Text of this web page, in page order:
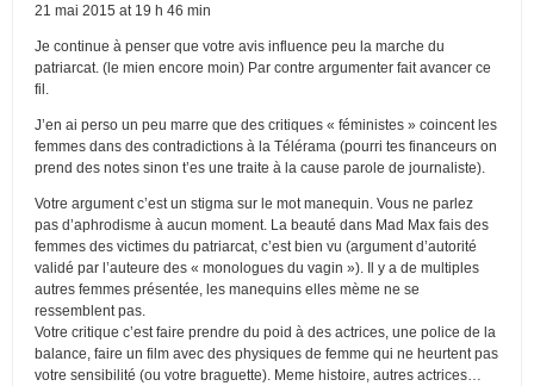
21 mai 2015 at 19 h 46 min
Je continue à penser que votre avis influence peu la marche du
patriarcat. (le mien encore moin) Par contre argumenter fait avancer ce
fil.
J’en ai perso un peu marre que des critiques « féministes » coincent les
femmes dans des contradictions à la Télérama (pourri tes financeurs on
prend des notes sinon t’es une traite à la cause parole de journaliste).
Votre argument c’est un stigma sur le mot manequin. Vous ne parlez
pas d’aphrodisme à aucun moment. La beauté dans Mad Max fais des
femmes des victimes du patriarcat, c’est bien vu (argument d’autorité
validé par l’auteure des « monologues du vagin »). Il y a de multiples
autres femmes présentée, les manequins elles mème ne se
ressemblent pas.
Votre critique c’est faire prendre du poid à des actrices, une police de la
balance, faire un film avec des physiques de femme qui ne heurtent pas
votre sensibilité (ou votre braguette). Meme histoire, autres actrices…